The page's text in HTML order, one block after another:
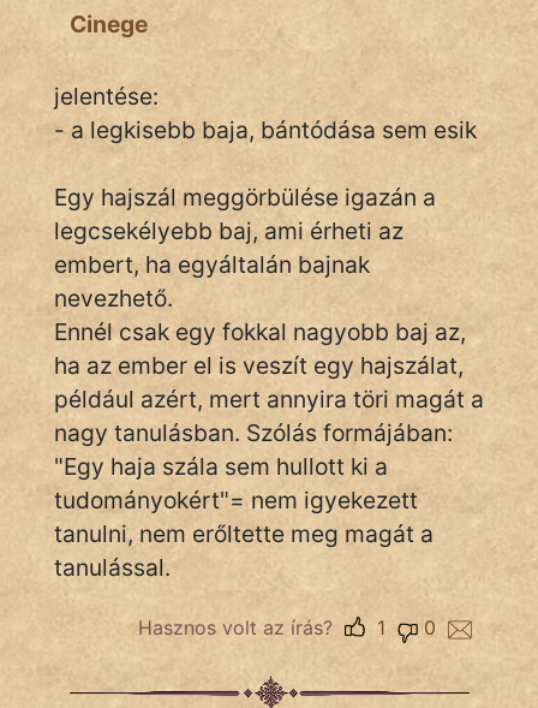
Szóláscsoportok
Szólások
Tréfás
IRODALOM
SZÓLÁS
És
KÖZMONDÁS
PSZICHO
ZENE
FILM
ÉLETMÓD
MAGYARSÁG
Cinege
jelentése:
- a legkisebb baja, bántódása sem esik
Egy hajszál meggörbülése igazán a
legcsekélyebb baj, ami érheti az
embert, ha egyáltalán bajnak
nevezhető.
Ennél csak egy fokkal nagyobb baj az,
ha az ember el is veszít egy hajszálat,
például azért, mert annyira töri magát a
nagy tanulásban. Szólás formájában:
"Egy haja szála sem hullott ki a
tudományokért"= nem igyekezett
tanulni, nem erőltette meg magát a
tanulással.
Hasznos volt az írás? 0
1